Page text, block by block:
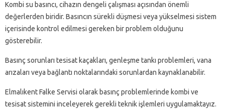
Kombi su basıncı, cihazın dengeli çalışması açısından önemli
değerlerden biridir. Basıncın sürekli düşmesi veya yükselmesi sistem
içerisinde kontrol edilmesi gereken bir problem olduğunu
gösterebilir.
Basınç sorunları tesisat kaçakları, genleşme tankı problemleri, vana
arızaları veya bağlantı noktalarındaki sorunlardan kaynaklanabilir.
Elmalıkent Falke Servisi olarak basınç problemlerinde kombi ve
tesisat sistemini inceleyerek gerekli teknik işlemleri uygulamaktayız.